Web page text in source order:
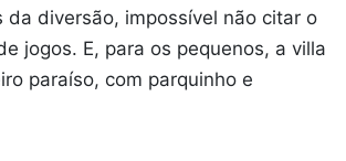
da diversão, impossível não citar o
jogos. E, para os pequenos, a villa
paraíso, com parquinho e